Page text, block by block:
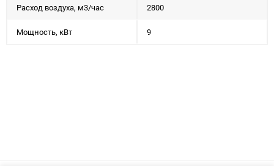
Расход воздуха, м3/час 2800
Мощность, кВт 9